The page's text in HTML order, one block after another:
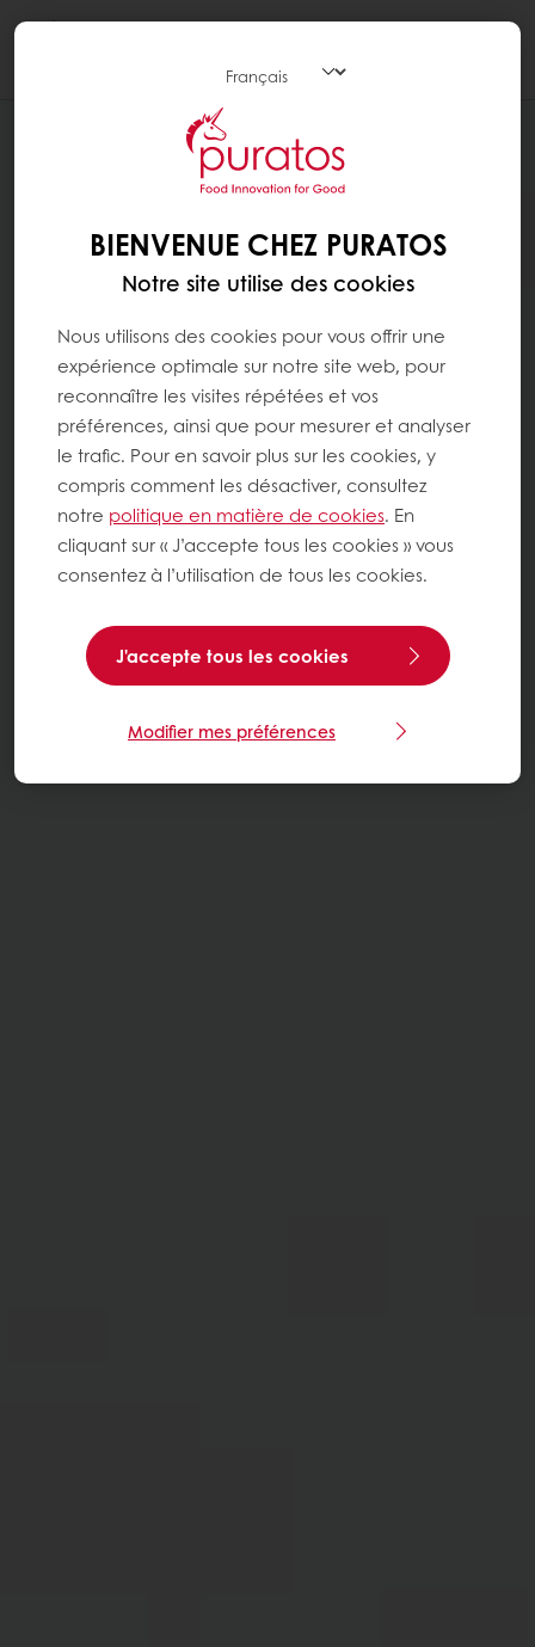
BIENVENUE CHEZ PURATOS
Notre site utilise des cookies
Nous utilisons des cookies pour vous offrir une
expérience optimale sur notre site web, pour
reconnaître les visites répétées et vos
préférences, ainsi que pour mesurer et analyser
le trafic. Pour en savoir plus sur les cookies, y
compris comment les désactiver, consultez
notre politique en matière de cookies. En
cliquant sur « J’accepte tous les cookies » vous
consentez à l’utilisation de tous les cookies.
J'accepte tous les cookies
Modifier mes préférences